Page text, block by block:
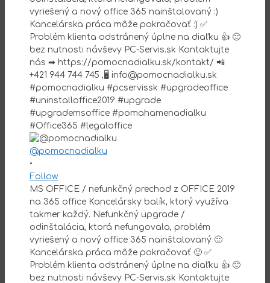
@pomocnadialku
•
Follow
MS OFFICE / nefunkčný prechod z OFFICE 2019
na 365 office Kancelársky balík, ktorý využíva
takmer každý. Nefunkčný upgrade /
odinštalácia, ktorá nefungovala, problém
vyriešený a nový office 365 nainštalovaný 🙂
Kancelárska práca môže pokračovať 🙂 ✅
Problém klienta odstránený úplne na diaľku 👍 🙂
bez nutnosti návševy PC-Servis.sk Kontaktujte